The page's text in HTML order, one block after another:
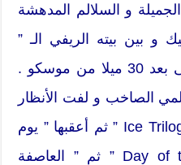
الجميلة و السلالم المدهشة
و بين بيته الريفي الـ ”
dacha ” الخردلي اللون على بعد 30 ميلا من موسكو .
الصاخب و لفت الأنظار
اليه مع نشر ” ثلاثية الثلج Ice Trilogy ” ثم أعقبها ” يوم
أوبريتشنيكDay of the Opritechnik ” ثم ” العاصفة